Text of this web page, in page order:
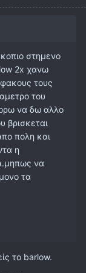
στημενο
2x χανω
τους
του
να δω αλλο
βρισκεται
πολη και
η
να
τα
το barlow.